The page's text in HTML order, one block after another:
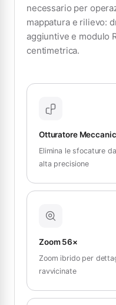
necessario per
mappatura e rilievo:
aggiuntive e modulo
centimetrica.
Otturatore
Elimina le sfocature
alta precisione
Zoom 56×
Zoom ibrido per
ravvicinate